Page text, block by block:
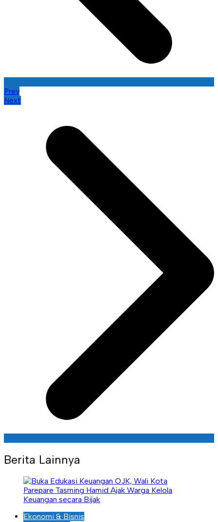
Prev
Next
Berita Lainnya
Ekonomi & Bisnis